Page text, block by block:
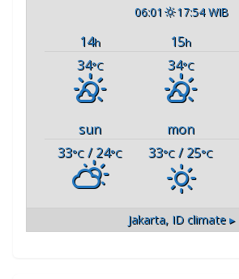
06:01 17:54 WIB
14h 15h
34°C 34°C
sun mon
33°C / 24°C 33°C / 25°C
Jakarta, ID climate ▸